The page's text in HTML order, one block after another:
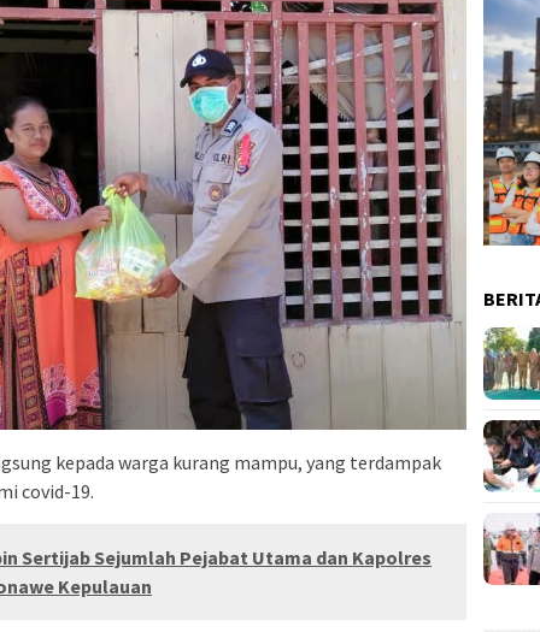
kepada warga kurang mampu, yang terdampak
covid-19.
Sertijab Sejumlah Pejabat Utama dan Kapolres
Kepulauan